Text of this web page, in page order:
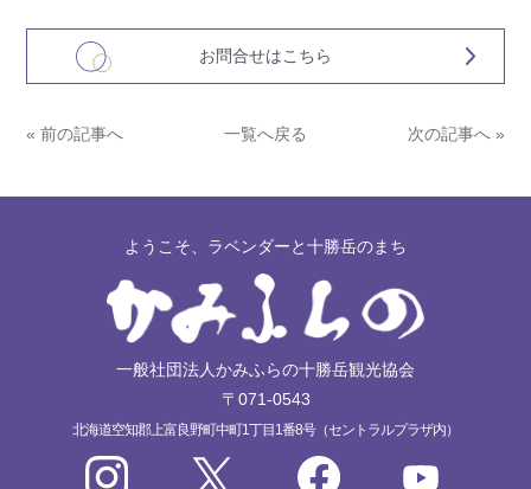
お問合せはこちら
« 前の記事へ 一覧へ戻る 次の記事へ »
ようこそ、ラベンダーと十勝岳のまち
一般社団法人かみふらの十勝岳観光協会
〒071-0543
北海道空知郡上富良野町中町1丁目1番8号（セントラルプラザ内）